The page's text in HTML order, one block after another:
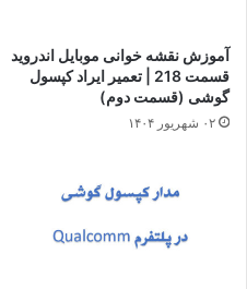
آموزش نقشه خوانی موبایل اندروید
قسمت 218 | تعمیر ایراد کپسول
گوشی (قسمت دوم)
۰۲ شهریور ۱۴۰۴